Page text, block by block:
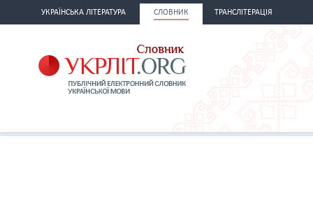
УКРАЇНСЬКА ЛІТЕРАТУРА СЛОВНИК ТРАНСЛІТЕРАЦІЯ